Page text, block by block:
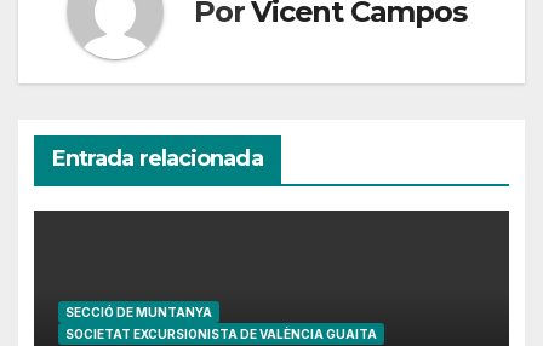
PorVicent Campos
Entrada relacionada
SECCIÓ DE MUNTANYA
SOCIETAT EXCURSIONISTA DE VALÈNCIA GUAITA